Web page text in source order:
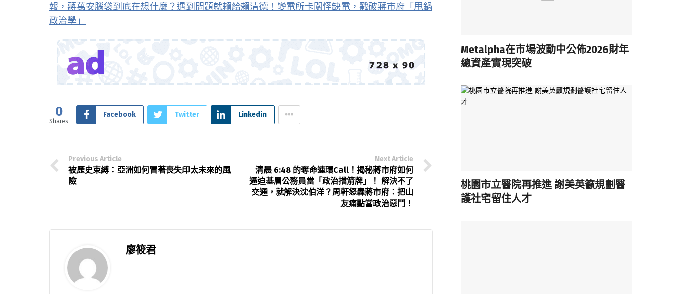
報，蔣萬安腦袋到底在想什麼？遇到問題就賴給賴清德！變電所卡關怪缺電，戳破蔣市府「甩鍋
政治學」
0
Shares
Facebook Twitter Linkedin
Previous Article
被歷史束縛：亞洲如何冒著喪失印太未來的風
險
Next Article
清晨 6:48 的奪命連環Call！揭秘蔣市府如何
逼迫基層公務員當「政治擋箭牌」！ 解決不了
交通，就解決沈伯洋？周軒怒轟蔣市府：把山
友痛點當政治惡鬥！
廖筱君
Metalpha在市場波動中公佈2026財年
總資產實現突破
桃園市立醫院再推進 謝美英籲規劃醫
護社宅留住人才